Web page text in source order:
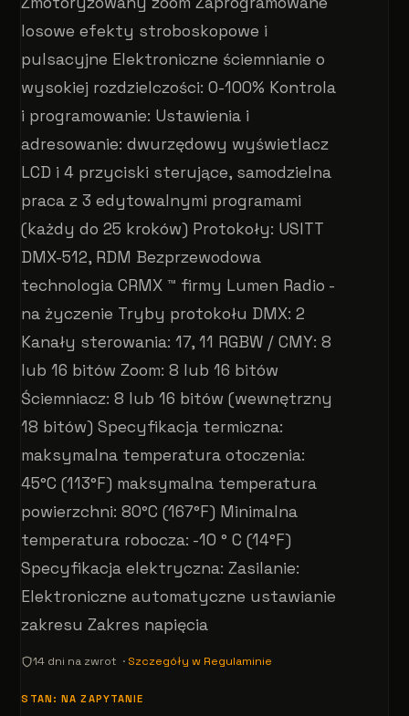
losowe efekty stroboskopowe i
pulsacyjne Elektroniczne ściemnianie o
wysokiej rozdzielczości: 0-100% Kontrola
i programowanie: Ustawienia i
adresowanie: dwurzędowy wyświetlacz
LCD i 4 przyciski sterujące, samodzielna
praca z 3 edytowalnymi programami
(każdy do 25 kroków) Protokoły: USITT
DMX-512, RDM Bezprzewodowa
technologia CRMX ™ firmy Lumen Radio -
na życzenie Tryby protokołu DMX: 2
Kanały sterowania: 17, 11 RGBW / CMY: 8
lub 16 bitów Zoom: 8 lub 16 bitów
Ściemniacz: 8 lub 16 bitów (wewnętrzny
18 bitów) Specyfikacja termiczna:
maksymalna temperatura otoczenia:
45°C (113°F) maksymalna temperatura
powierzchni: 80°C (167°F) Minimalna
temperatura robocza: -10 ° C (14°F)
Specyfikacja elektryczna: Zasilanie:
Elektroniczne automatyczne ustawianie
zakresu Zakres napięcia
14 dni na zwrot · Szczegóły w Regulaminie
STAN: NA ZAPYTANIE